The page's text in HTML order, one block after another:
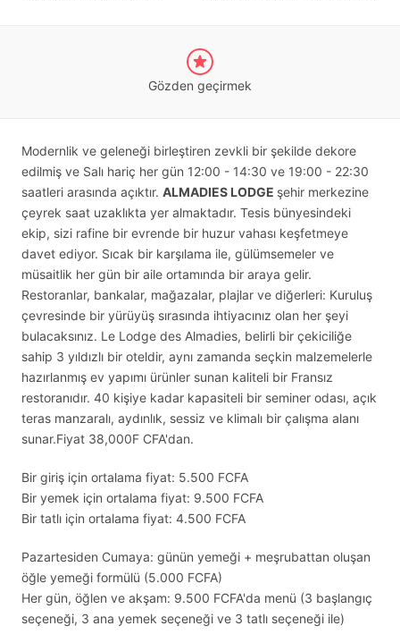
Gözden geçirmek
Modernlik ve geleneği birleştiren zevkli bir şekilde dekore
edilmiş ve Salı hariç her gün 12:00 - 14:30 ve 19:00 - 22:30
saatleri arasında açıktır. ALMADIES LODGE şehir merkezine
çeyrek saat uzaklıkta yer almaktadır. Tesis bünyesindeki
ekip, sizi rafine bir evrende bir huzur vahası keşfetmeye
davet ediyor. Sıcak bir karşılama ile, gülümsemeler ve
müsaitlik her gün bir aile ortamında bir araya gelir.
Restoranlar, bankalar, mağazalar, plajlar ve diğerleri: Kuruluş
çevresinde bir yürüyüş sırasında ihtiyacınız olan her şeyi
bulacaksınız. Le Lodge des Almadies, belirli bir çekiciliğe
sahip 3 yıldızlı bir oteldir, aynı zamanda seçkin malzemelerle
hazırlanmış ev yapımı ürünler sunan kaliteli bir Fransız
restoranıdır. 40 kişiye kadar kapasiteli bir seminer odası, açık
teras manzaralı, aydınlık, sessiz ve klimalı bir çalışma alanı
sunar.Fiyat 38,000F CFA'dan.
Bir giriş için ortalama fiyat: 5.500 FCFA
Bir yemek için ortalama fiyat: 9.500 FCFA
Bir tatlı için ortalama fiyat: 4.500 FCFA
Pazartesiden Cumaya: günün yemeği + meşrubattan oluşan
öğle yemeği formülü (5.000 FCFA)
Her gün, öğlen ve akşam: 9.500 FCFA'da menü (3 başlangıç
seçeneği, 3 ana yemek seçeneği ve 3 tatlı seçeneği ile)